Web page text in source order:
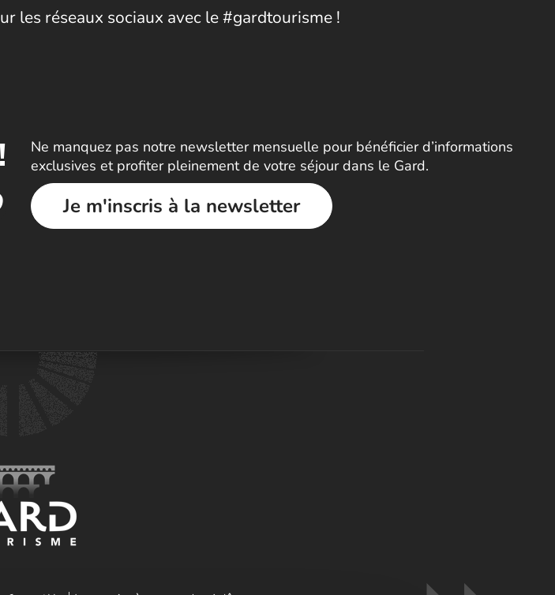
les réseaux sociaux avec le #gardtourisme !
Ne manquez pas notre newsletter mensuelle pour bénéficier d’informations
exclusives et profiter pleinement de votre séjour dans le Gard.
Je m'inscris à la newsletter